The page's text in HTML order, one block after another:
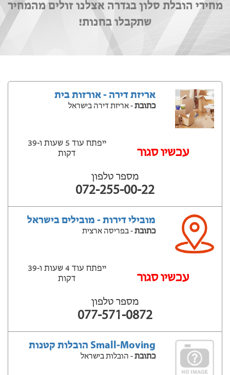
מחירי הובלת סלון בגדרה אצלנו זולים מהמחיר
שתקבלו בחנות!
אריזת דירה - אורזות בית
כתובת- אריזת דירה בישראל
‫עכשיו סגור
ייפתח עוד 5 שעות ‫ו-39
דקות
מספר טלפון
072-255-00-22
מובילי דירות - מובילים בישראל
כתובת- בפריסה ארצית
‫עכשיו סגור
ייפתח עוד 4 שעות ‫ו-39
דקות
מספר טלפון
077-571-0872
Small-Moving הובלות קטנות
כתובת- הובלות בישראל